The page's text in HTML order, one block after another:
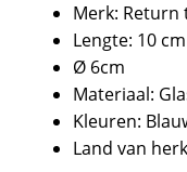
Merk: Return
Lengte: 10 cm
Ø 6cm
Materiaal:
Kleuren:
Land van